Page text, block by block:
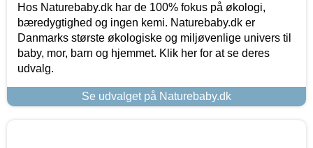
Hos Naturebaby.dk har de 100% fokus på økologi,
bæredygtighed og ingen kemi. Naturebaby.dk er
Danmarks største økologiske og miljøvenlige univers til
baby, mor, barn og hjemmet. Klik her for at se deres
udvalg.
Se udvalget på Naturebaby.dk